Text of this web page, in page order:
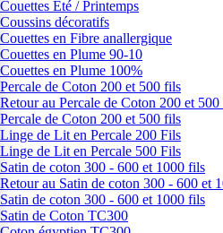
Couettes Eté / Printemps
Coussins décoratifs
Couettes en Fibre anallergique
Couettes en Plume 90-10
Couettes en Plume 100%
Percale de Coton 200 et 500 fils
Retour au Percale de Coton 200 et
Percale de Coton 200 et 500 fils
Linge de Lit en Percale 200 Fils
Linge de Lit en Percale 500 Fils
Satin de coton 300 - 600 et 1000 fils
Retour au Satin de coton 300 - 600 et
Satin de coton 300 - 600 et 1000 fils
Satin de Coton TC300